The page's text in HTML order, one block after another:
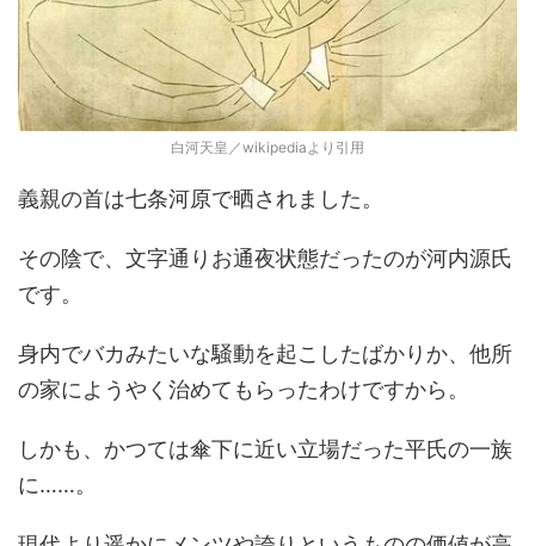
白河天皇／wikipediaより引用
義親の首は七条河原で晒されました。
その陰で、文字通りお通夜状態だったのが河内源氏
です。
身内でバカみたいな騒動を起こしたばかりか、他所
の家にようやく治めてもらったわけですから。
しかも、かつては傘下に近い立場だった平氏の一族
に……。